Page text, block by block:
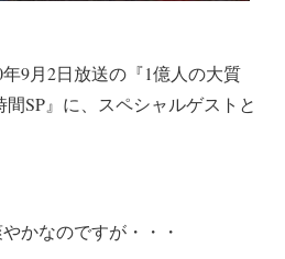
9月2日放送の『1億人の大質
SP』に、スペシャルゲストと
かなのですが・・・